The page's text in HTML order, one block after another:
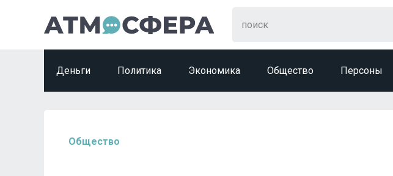
Деньги Политика Экономика Общество Персоны
Общество